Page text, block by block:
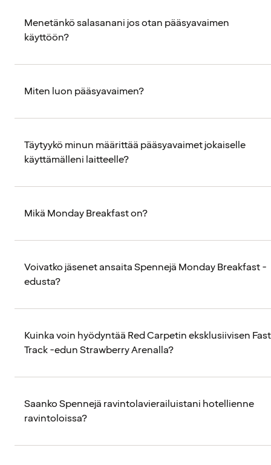
Menetänkö salasanani jos otan pääsyavaimen
käyttöön?
Miten luon pääsyavaimen?
Täytyykö minun määrittää pääsyavaimet jokaiselle
käyttämälleni laitteelle?
Mikä Monday Breakfast on?
Voivatko jäsenet ansaita Spennejä Monday Breakfast -
edusta?
Kuinka voin hyödyntää Red Carpetin eksklusiivisen Fast
Track -edun Strawberry Arenalla?
Saanko Spennejä ravintolavierailuistani hotellienne
ravintoloissa?